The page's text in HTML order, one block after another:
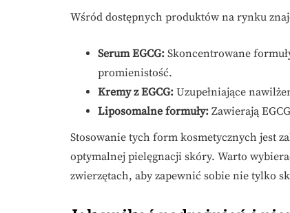
Wśród dostępnych produktów na rynku
Serum EGCG: Skoncentrowane
promienistość.
Kremy z EGCG: Uzupełniające
Liposomalne formuły: Zawierają
Stosowanie tych form kosmetycznych jest
optymalnej pielęgnacji skóry. Warto
zwierzętach, aby zapewnić sobie nie tylko